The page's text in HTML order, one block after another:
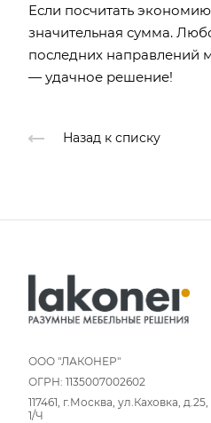
Если посчитать
значительная сумма.
последних направлений
— удачное решение!
Назад к списку
ООО "ЛАКОНЕР"
ОГРН: 1135007002602
117461, г.Москва, ул.Каховка,
1/Ч